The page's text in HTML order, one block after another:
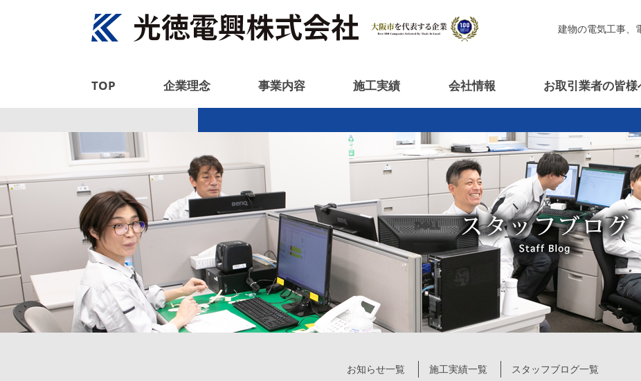
建物の電気工事、
TOP 企業理念 事業内容 施工実績 会社情報 お取引業者の皆様
お知らせ一覧 施工実績一覧 スタッフブログ一覧